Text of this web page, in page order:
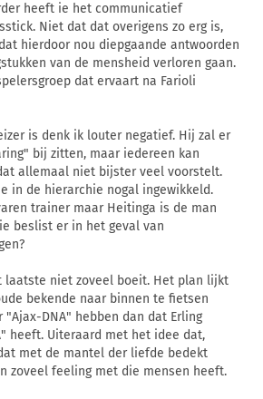
heeft ie het communicatief
Niet dat dat overigens zo erg is,
hierdoor nou diepgaande antwoorden
van de mensheid verloren gaan.
dat ervaart na Farioli
is denk ik louter negatief. Hij zal er
bij zitten, maar iedereen kan
allemaal niet bijster veel voorstelt.
in de hierarchie nogal ingewikkeld.
trainer maar Heitinga is de man
beslist er in het geval van
laatste niet zoveel boeit. Het plan lijkt
bekende naar binnen te fietsen
DNA" hebben dan dat Erling
heeft. Uiteraard met het idee dat,
met de mantel der liefde bedekt
zoveel feeling met die mensen heeft.